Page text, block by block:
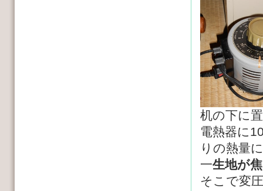
机の下に
電熱器に
りの熱量
一生地が
そこで変